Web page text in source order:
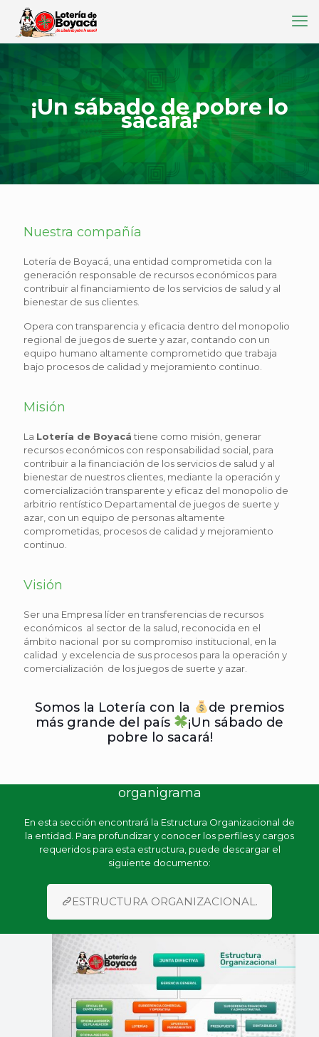
¡Un sábado de pobre lo
sacará!
Nuestra compañía
Lotería de Boyacá, una entidad comprometida con la
generación responsable de recursos económicos para
contribuir al financiamiento de los servicios de salud y al
bienestar de sus clientes.
Opera con transparencia y eficacia dentro del monopolio
regional de juegos de suerte y azar, contando con un
equipo humano altamente comprometido que trabaja
bajo procesos de calidad y mejoramiento continuo.
Misión
La Lotería de Boyacátiene como misión, generar
recursos económicos con responsabilidad social, para
contribuir a la financiación de los servicios de salud y al
bienestar de nuestros clientes, mediante la operación y
comercialización transparente y eficaz del monopolio de
arbitrio rentístico Departamental de juegos de suerte y
azar, con un equipo de personas altamente
comprometidas, procesos de calidad y mejoramiento
continuo.
Visión
Ser una Empresa líder en transferencias de recursos
económicos al sector de la salud, reconocida en el
ámbito nacional por su compromiso institucional, en la
calidad y excelencia de sus procesos para la operación y
comercialización de los juegos de suerte y azar.
Somos la Lotería con la
de premios
más grande del país
¡Un sábado de
pobre lo sacará!
organigrama
En esta sección encontrará la Estructura Organizacional de
la entidad. Para profundizar y conocer los perfiles y cargos
requeridos para esta estructura, puede descargar el
siguiente documento:
ESTRUCTURA ORGANIZACIONAL.